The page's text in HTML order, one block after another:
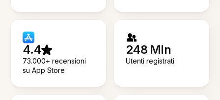
4.4
73.000+ recensioni
su App Store
248 Mln
Utenti registrati